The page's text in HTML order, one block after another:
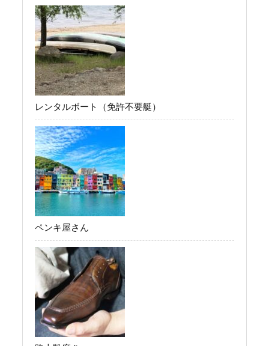
レンタルボート（免許不要艇）
ペンキ屋さん